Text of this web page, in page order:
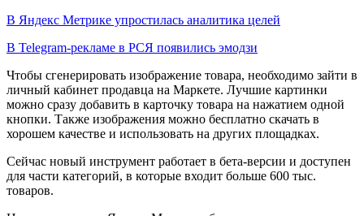
В Яндекс Метрике упростилась аналитика целей
В Telegram-рекламе в РСЯ появились эмодзи
Чтобы сгенерировать изображение товара, необходимо зайти в
личный кабинет продавца на Маркете. Лучшие картинки
можно сразу добавить в карточку товара на нажатием одной
кнопки. Также изображения можно бесплатно скачать в
хорошем качестве и использовать на других площадках.
Сейчас новый инструмент работает в бета-версии и доступен
для части категорий, в которые входит больше 600 тыс.
товаров.